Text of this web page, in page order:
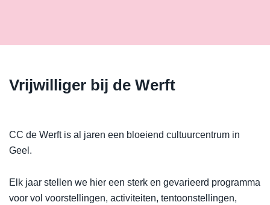
Vrijwilliger bij de Werft
CC de Werft is al jaren een bloeiend cultuurcentrum in
Geel.
Elk jaar stellen we hier een sterk en gevarieerd programma
voor vol voorstellingen, activiteiten, tentoonstellingen,